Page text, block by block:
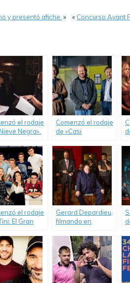
y presentó afiche. » « Concurso Avant
el rodaje
Negra».
Comenzó el rodaje
de «Casi
el rodaje
El Gran
Gerard Depardieu,
filmando en